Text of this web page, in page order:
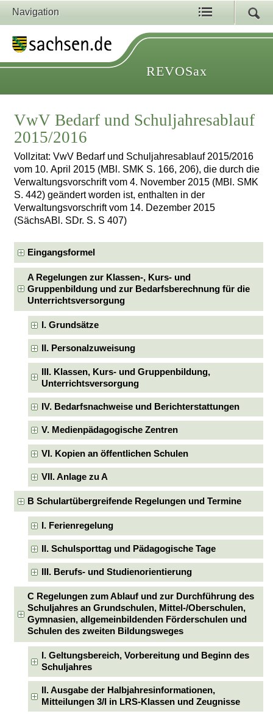
Navigation
REVOSax
VwV Bedarf und Schuljahresablauf
2015/2016
Vollzitat: VwV Bedarf und Schuljahresablauf 2015/2016
vom 10. April 2015 (MBl. SMK S. 166, 206), die durch die
Verwaltungsvorschrift vom 4. November 2015 (MBl. SMK
S. 442) geändert worden ist, enthalten in der
Verwaltungsvorschrift vom 14. Dezember 2015
(SächsABl. SDr. S. S 407)
Eingangsformel
A Regelungen zur Klassen-, Kurs- und
Gruppenbildung und zur Bedarfsberechnung für die
Unterrichtsversorgung
I. Grundsätze
II. Personalzuweisung
III. Klassen, Kurs- und Gruppenbildung,
Unterrichtsversorgung
IV. Bedarfsnachweise und Berichterstattungen
V. Medienpädagogische Zentren
VI. Kopien an öffentlichen Schulen
VII. Anlage zu A
B Schulartübergreifende Regelungen und Termine
I. Ferienregelung
II. Schulsporttag und Pädagogische Tage
III. Berufs- und Studienorientierung
C Regelungen zum Ablauf und zur Durchführung des
Schuljahres an Grundschulen, Mittel-/Oberschulen,
Gymnasien, allgemeinbildenden Förderschulen und
Schulen des zweiten Bildungsweges
I. Geltungsbereich, Vorbereitung und Beginn des
Schuljahres
II. Ausgabe der Halbjahresinformationen,
Mitteilungen 3/I in LRS-Klassen und Zeugnisse